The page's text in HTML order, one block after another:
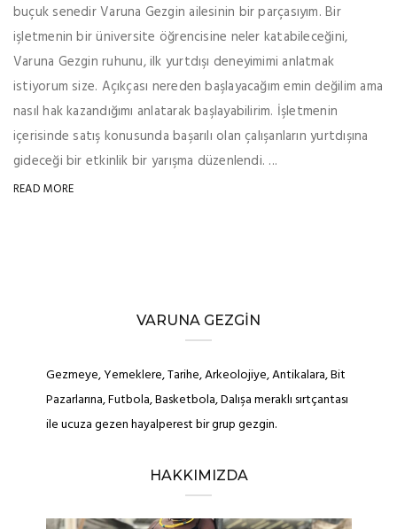
buçuk senedir Varuna Gezgin ailesinin bir parçasıyım. Bir
işletmenin bir üniversite öğrencisine neler katabileceğini,
Varuna Gezgin ruhunu, ilk yurtdışı deneyimimi anlatmak
istiyorum size. Açıkçası nereden başlayacağım emin değilim ama
nasıl hak kazandığımı anlatarak başlayabilirim. İşletmenin
içerisinde satış konusunda başarılı olan çalışanların yurtdışına
gideceği bir etkinlik bir yarışma düzenlendi. ...
READ MORE
VARUNA GEZGIN
Gezmeye, Yemeklere, Tarihe, Arkeolojiye, Antikalara, Bit
Pazarlarına, Futbola, Basketbola, Dalışa meraklı sırtçantası
ile ucuza gezen hayalperest bir grup gezgin.
HAKKIMIZDA